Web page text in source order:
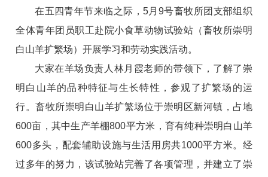
在五四青年节来临之际，5月9号畜牧所团支部组织
全体青年团员职工赴院小食草动物试验站（畜牧所崇明
白山羊扩繁场）开展学习和劳动实践活动。
大家在羊场负责人林月霞老师的带领下，了解了崇
明白山羊的品种特征与生长特性，参观了扩繁场的运
行。畜牧所崇明白山羊扩繁场位于崇明区新河镇，占地
600亩，其中生产羊棚800平方米，育有纯种崇明白山羊
600多头，配套辅助设施与生活用房共1000平方米。经
过多年的努力，该试验站完善了各项管理，并建立了崇